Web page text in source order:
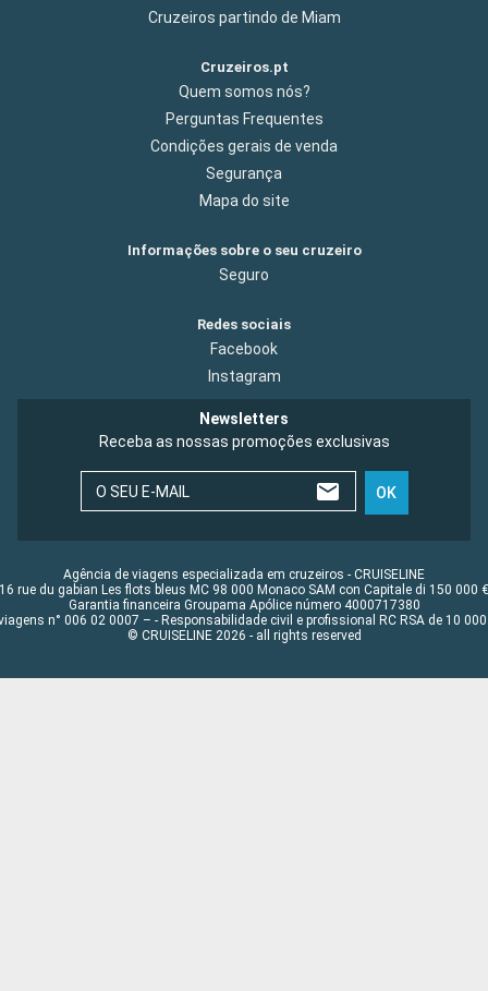
Cruzeiros partindo de Miam
Cruzeiros.pt
Quem somos nós?
Perguntas Frequentes
Condições gerais de venda
Segurança
Mapa do site
Informações sobre o seu cruzeiro
Seguro
Redes sociais
Facebook
Instagram
Newsletters
Receba as nossas promoções exclusivas
O SEU E-MAIL OK
Agência de viagens especializada em cruzeiros - CRUISELINE
16 rue du gabian Les flots bleus MC 98 000 Monaco SAM con Capitale di 150 000 €
Garantia financeira Groupama Apólice número 4000717380
n° 006 02 0007 – - Responsabilidade civil e profissional RC RSA de 10 000
© CRUISELINE 2026 - all rights reserved